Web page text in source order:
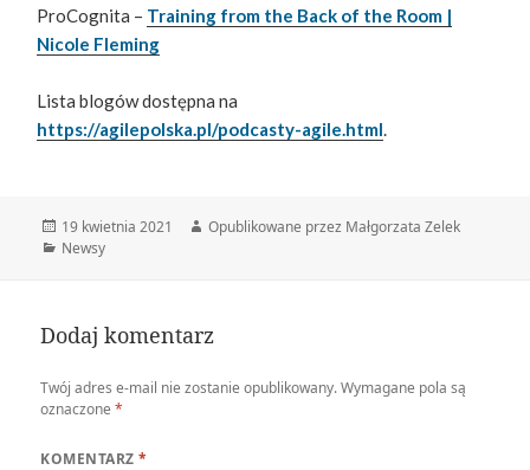
ProCognita – Training from the Back of the Room |
Nicole Fleming
Lista blogów dostępna na
https://agilepolska.pl/podcasty-agile.html.
Data
publikacji
19 kwietnia 2021 Autor
Opublikowane przez Małgorzata Zelek
Kategorie
Newsy
Dodaj komentarz
Twój adres e-mail nie zostanie opublikowany. Wymagane pola są
oznaczone*
KOMENTARZ*